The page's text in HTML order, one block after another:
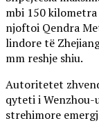
mbi 150
njoftoi Qendra
lindore të
mm reshje shiu.
Autoritetet
qyteti i Wenzhou-
strehimore